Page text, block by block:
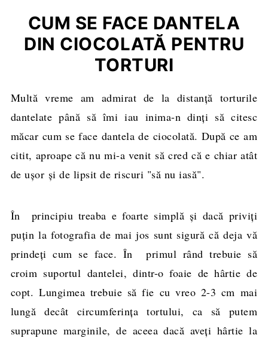
CUM SE FACE DANTELA
DIN CIOCOLATĂ PENTRU
TORTURI
Multă vreme am admirat de la distanţă torturile
dantelate până să îmi iau inima-n dinţi să citesc
măcar cum se face dantela de ciocolată. După ce am
citit, aproape că nu mi-a venit să cred că e chiar atât
de uşor şi de lipsit de riscuri "să nu iasă".
În principiu treaba e foarte simplă şi dacă priviţi
puţin la fotografia de mai jos sunt sigură că deja vă
prindeţi cum se face. În primul rând trebuie să
croim suportul dantelei, dintr-o foaie de hârtie de
copt. Lungimea trebuie să fie cu vreo 2-3 cm mai
lungă decât circumferinţa tortului, ca să putem
suprapune marginile, de aceea dacă aveţi hârtie la